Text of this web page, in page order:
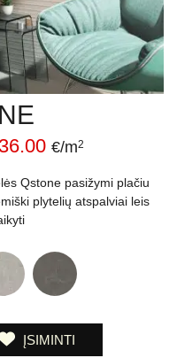
36.00 €/m2
Qstone pasižymi plačiu
plytelių atspalviai leis
ĮSIMINTI